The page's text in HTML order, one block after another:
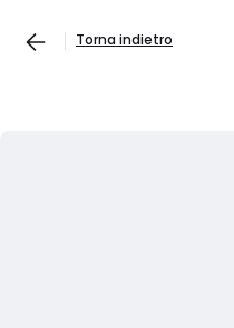
Torna indietro